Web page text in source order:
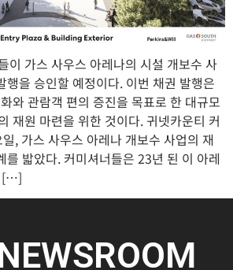
이 가스 사우스 아레나의 시설 개보수 사
행을 승인할 예정이다. 이번 채권 발행은
와 관람객 편의 증진을 목표로 한 대규모
재원 마련을 위한 것이다. 귀넷카운티 커
, 가스 사우스 아레나 개보수 사업의 재
를 밟았다. 커미셔너들은 23년 된 이 아레
[…]